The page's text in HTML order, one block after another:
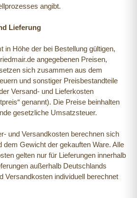
angibt.
Lieferung
in Höhe der bei Bestellung gültigen,
angegebenen Preisen,
sich zusammen aus dem
und sonstiger Preisbestandteile
Versand- und Lieferkosten
genannt). Die Preise beinhalten
gesetzliche Umsatzsteuer.
und Versandkosten berechnen sich
dem Gewicht der gekauften Ware. Alle
gelten nur für Lieferungen innerhalb
außerhalb Deutschlands
Versandkosten individuell berechnet